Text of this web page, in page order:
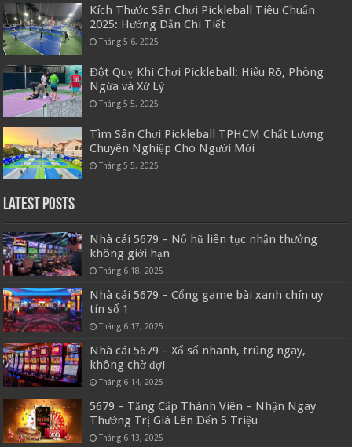
Kích Thước Sân Chơi Pickleball Tiêu Chuẩn
2025: Hướng Dẫn Chi Tiết
Tháng 5 6, 2025
Đột Quỵ Khi Chơi Pickleball: Hiểu Rõ, Phòng
Ngừa và Xử Lý
Tháng 5 5, 2025
Tìm Sân Chơi Pickleball TPHCM Chất Lượng
Chuyên Nghiệp Cho Người Mới
Tháng 5 5, 2025
Latest Posts
Nhà cái 5679 – Nổ hũ liên tục nhận thưởng
không giới hạn
Tháng 6 18, 2025
Nhà cái 5679 – Cổng game bài xanh chín uy
tín số 1
Tháng 6 17, 2025
Nhà cái 5679 – Xổ số nhanh, trúng ngay,
không chờ đợi
Tháng 6 14, 2025
5679 – Tăng Cấp Thành Viên – Nhận Ngay
Thưởng Trị Giá Lên Đến 5 Triệu
Tháng 6 13, 2025